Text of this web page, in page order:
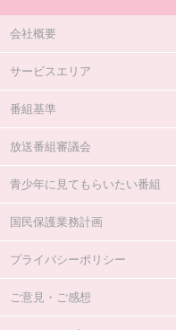
会社概要
サービスエリア
番組基準
放送番組審議会
青少年に見てもらいたい番組
国民保護業務計画
プライバシーポリシー
ご意見・ご感想